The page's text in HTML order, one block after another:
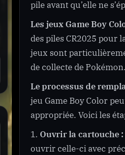
pile avant qu’elle ne
Les jeux Game Boy
des piles CR2025 pour
jeux sont
de collecte de Pokémon.
Le processus de
jeu Game Boy Color
appropriée. Voici les
Ouvrir la cartouche :
ouvrir celle-ci avec